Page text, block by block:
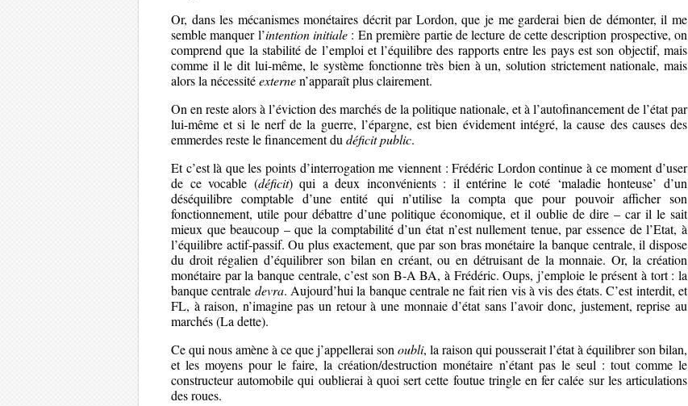
Or, dans les mécanismes monétaires décrit par Lordon, que je me garderai bien de démonter, il me
semble manquer l’intention initiale : En première partie de lecture de cette description prospective, on
comprend que la stabilité de l’emploi et l’équilibre des rapports entre les pays est son objectif, mais
comme il le dit lui-même, le système fonctionne très bien à un, solution strictement nationale, mais
alors la nécessitéexternen’apparaît plus clairement.
On en reste alors à l’éviction des marchés de la politique nationale, et à l’autofinancement de l’état par
lui-même et si le nerf de la guerre, l’épargne, est bien évidement intégré, la cause des causes des
emmerdes reste le financement du déficit public.
Et c’est là que les points d’interrogation me viennent : Frédéric Lordon continue à ce moment d’user
de ce vocable (déficit) qui a deux inconvénients : il entérine le coté ‘maladie honteuse’ d’un
déséquilibre comptable d’une entité qui n’utilise la compta que pour pouvoir afficher son
fonctionnement, utile pour débattre d’une politique économique, et il oublie de dire – car il le sait
mieux que beaucoup – que la comptabilité d’un état n’est nullement tenue, par essence de l’Etat, à
l’équilibre actif-passif. Ou plus exactement, que par son bras monétaire la banque centrale, il dispose
du droit régalien d’équilibrer son bilan en créant, ou en détruisant de la monnaie. Or, la création
monétaire par la banque centrale, c’est son B-A BA, à Frédéric. Oups, j’emploie le présent à tort : la
banque centrale devra. Aujourd’hui la banque centrale ne fait rien vis à vis des états. C’est interdit, et
FL, à raison, n’imagine pas un retour à une monnaie d’état sans l’avoir donc, justement, reprise au
marchés (La dette).
Ce qui nous amène à ce que j’appellerai son oubli, la raison qui pousserait l’état à équilibrer son bilan,
et les moyens pour le faire, la création/destruction monétaire n’étant pas le seul : tout comme le
constructeur automobile qui oublierai à quoi sert cette foutue tringle en fer calée sur les articulations
des roues.